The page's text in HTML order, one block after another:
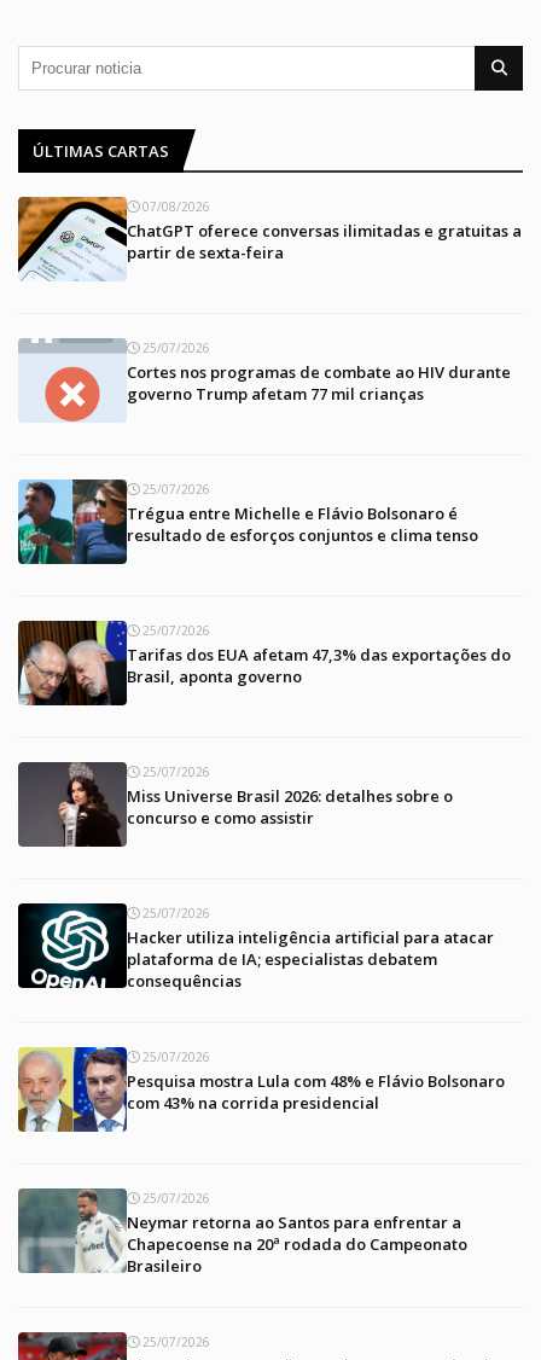
ÚLTIMAS CARTAS
07/08/2026
ChatGPT oferece conversas ilimitadas e gratuitas a
partir de sexta-feira
25/07/2026
Cortes nos programas de combate ao HIV durante
governo Trump afetam 77 mil crianças
25/07/2026
Trégua entre Michelle e Flávio Bolsonaro é
resultado de esforços conjuntos e clima tenso
25/07/2026
Tarifas dos EUA afetam 47,3% das exportações do
Brasil, aponta governo
25/07/2026
Miss Universe Brasil 2026: detalhes sobre o
concurso e como assistir
25/07/2026
Hacker utiliza inteligência artificial para atacar
plataforma de IA; especialistas debatem
consequências
25/07/2026
Pesquisa mostra Lula com 48% e Flávio Bolsonaro
com 43% na corrida presidencial
25/07/2026
Neymar retorna ao Santos para enfrentar a
Chapecoense na 20ª rodada do Campeonato
Brasileiro
25/07/2026